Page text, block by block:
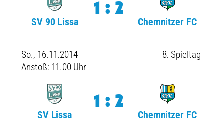
SV 90 Lissa
1:2
Chemnitzer FC
So., 16.11.2014
Anstoß: 11.00 Uhr
8. Spieltag
SV Lissa
1:2
Chemnitzer FC